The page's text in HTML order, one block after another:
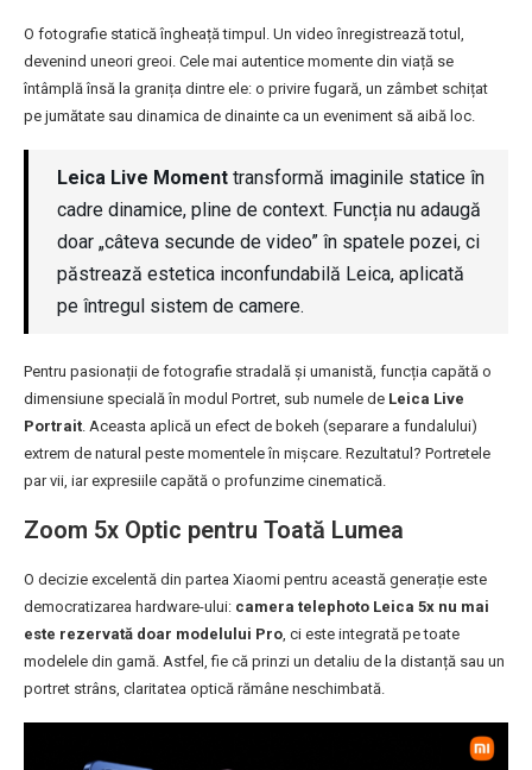
O fotografie statică îngheață timpul. Un video înregistrează totul,
devenind uneori greoi. Cele mai autentice momente din viață se
întâmplă însă la granița dintre ele: o privire fugară, un zâmbet schițat
pe jumătate sau dinamica de dinainte ca un eveniment să aibă loc.
Leica Live Moment transformă imaginile statice în
cadre dinamice, pline de context. Funcția nu adaugă
doar „câteva secunde de video” în spatele pozei, ci
păstrează estetica inconfundabilă Leica, aplicată
pe întregul sistem de camere.
Pentru pasionații de fotografie stradală și umanistă, funcția capătă o
dimensiune specială în modul Portret, sub numele de Leica Live
Portrait. Aceasta aplică un efect de bokeh (separare a fundalului)
extrem de natural peste momentele în mișcare. Rezultatul? Portretele
par vii, iar expresiile capătă o profunzime cinematică.
Zoom 5x Optic pentru Toată Lumea
O decizie excelentă din partea Xiaomi pentru această generație este
democratizarea hardware-ului: camera telephoto Leica 5x nu mai
este rezervată doar modelului Pro, ci este integrată pe toate
modelele din gamă. Astfel, fie că prinzi un detaliu de la distanță sau un
portret strâns, claritatea optică rămâne neschimbată.